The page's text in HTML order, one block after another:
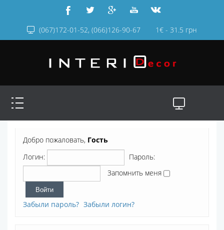
(067)172-01-52, (066)126-90-67 1€ - 31.5 грн
Добро пожаловать, Гость
Логин:
Пароль:
Запомнить меня
Забыли пароль? Забыли логин?